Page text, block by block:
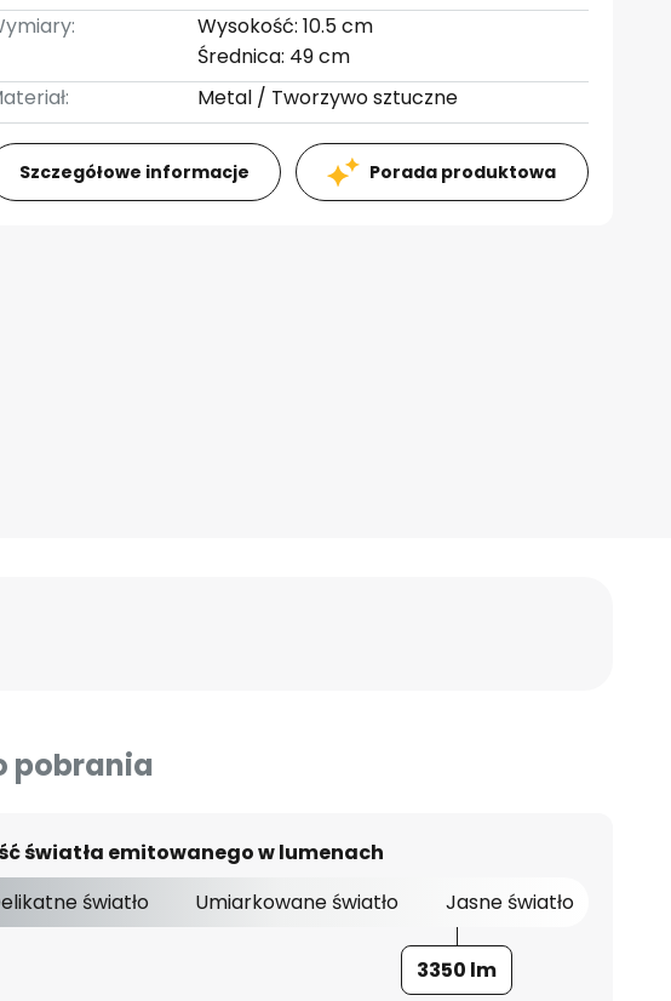
Wysokość: 10.5 cm
Średnica: 49 cm
Metal / Tworzywo sztuczne
Szczegółowe informacje Porada produktowa
pobrania
światła emitowanego w lumenach
światło
Umiarkowane światło Jasne światło
3350 lm